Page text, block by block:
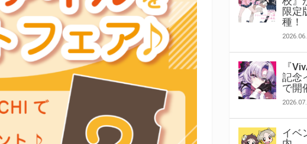
限定
種！
『
記念
で開
イベ